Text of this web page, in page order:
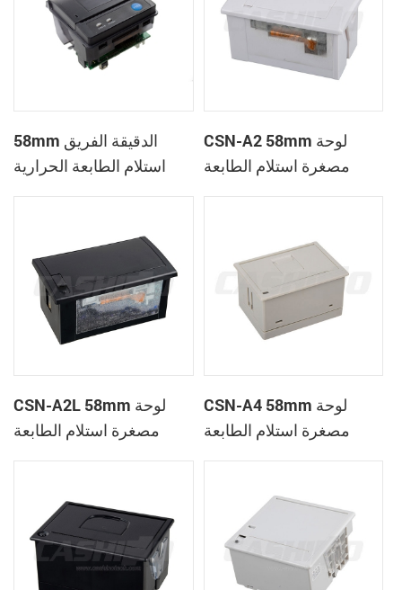
58mm الدقيقة الفريق
استلام الطابعة الحرارية
CSN-A2 58mm لوحة
مصغرة استلام الطابعة
CSN-A2L 58mm لوحة
مصغرة استلام الطابعة
CSN-A4 58mm لوحة
مصغرة استلام الطابعة